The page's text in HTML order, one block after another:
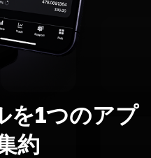
を1つのアプ
約